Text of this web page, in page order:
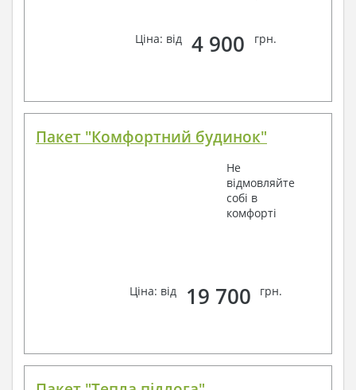
Ціна: від 4 900 грн.
Пакет "Комфортний будинок"
Не
відмовляйте
собі в
комфорті
Ціна: від 19 700 грн.